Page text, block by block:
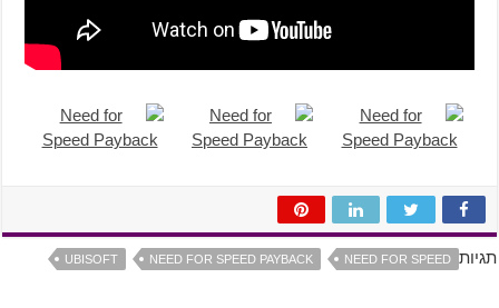
תגיות NEED FOR SPEED
NEED FOR SPEED PAYBACK
UBISOFT